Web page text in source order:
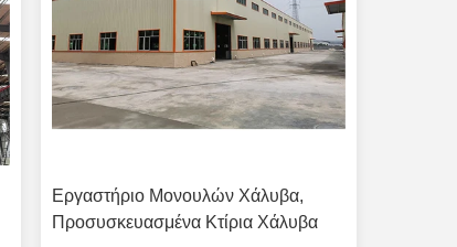
Εργαστήριο Μονουλών Χάλυβα,
Προσυσκευασμένα Κτίρια Χάλυβα